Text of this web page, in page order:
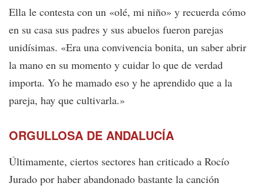
Ella le contesta con un «olé, mi niño» y recuerda cómo
en su casa sus padres y sus abuelos fueron parejas
unidísimas. «Era una convivencia bonita, un saber abrir
la mano en su momento y cuidar lo que de verdad
importa. Yo he mamado eso y he aprendido que a la
pareja, hay que cultivarla.»
ORGULLOSA DE ANDALUCÍA
Últimamente, ciertos sectores han criticado a Rocío
Jurado por haber abandonado bastante la canción